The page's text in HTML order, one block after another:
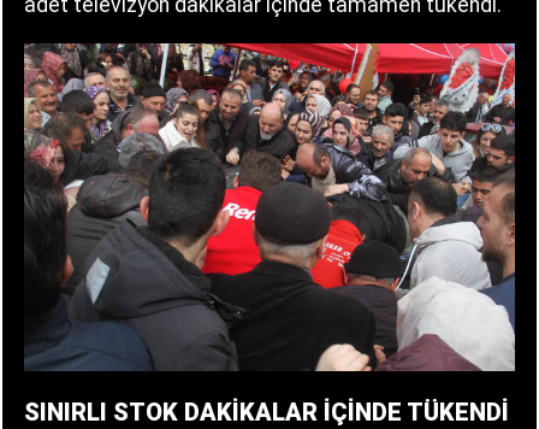
adet televizyon dakikalar içinde tamamen tükendi.
SINIRLI STOK DAKİKALAR İÇİNDE TÜKENDİ